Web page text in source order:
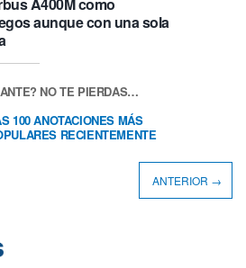
A400M como
aunque con una sola
NO TE PIERDAS…
100 ANOTACIONES MÁS
RECIENTEMENTE
ANTERIOR →